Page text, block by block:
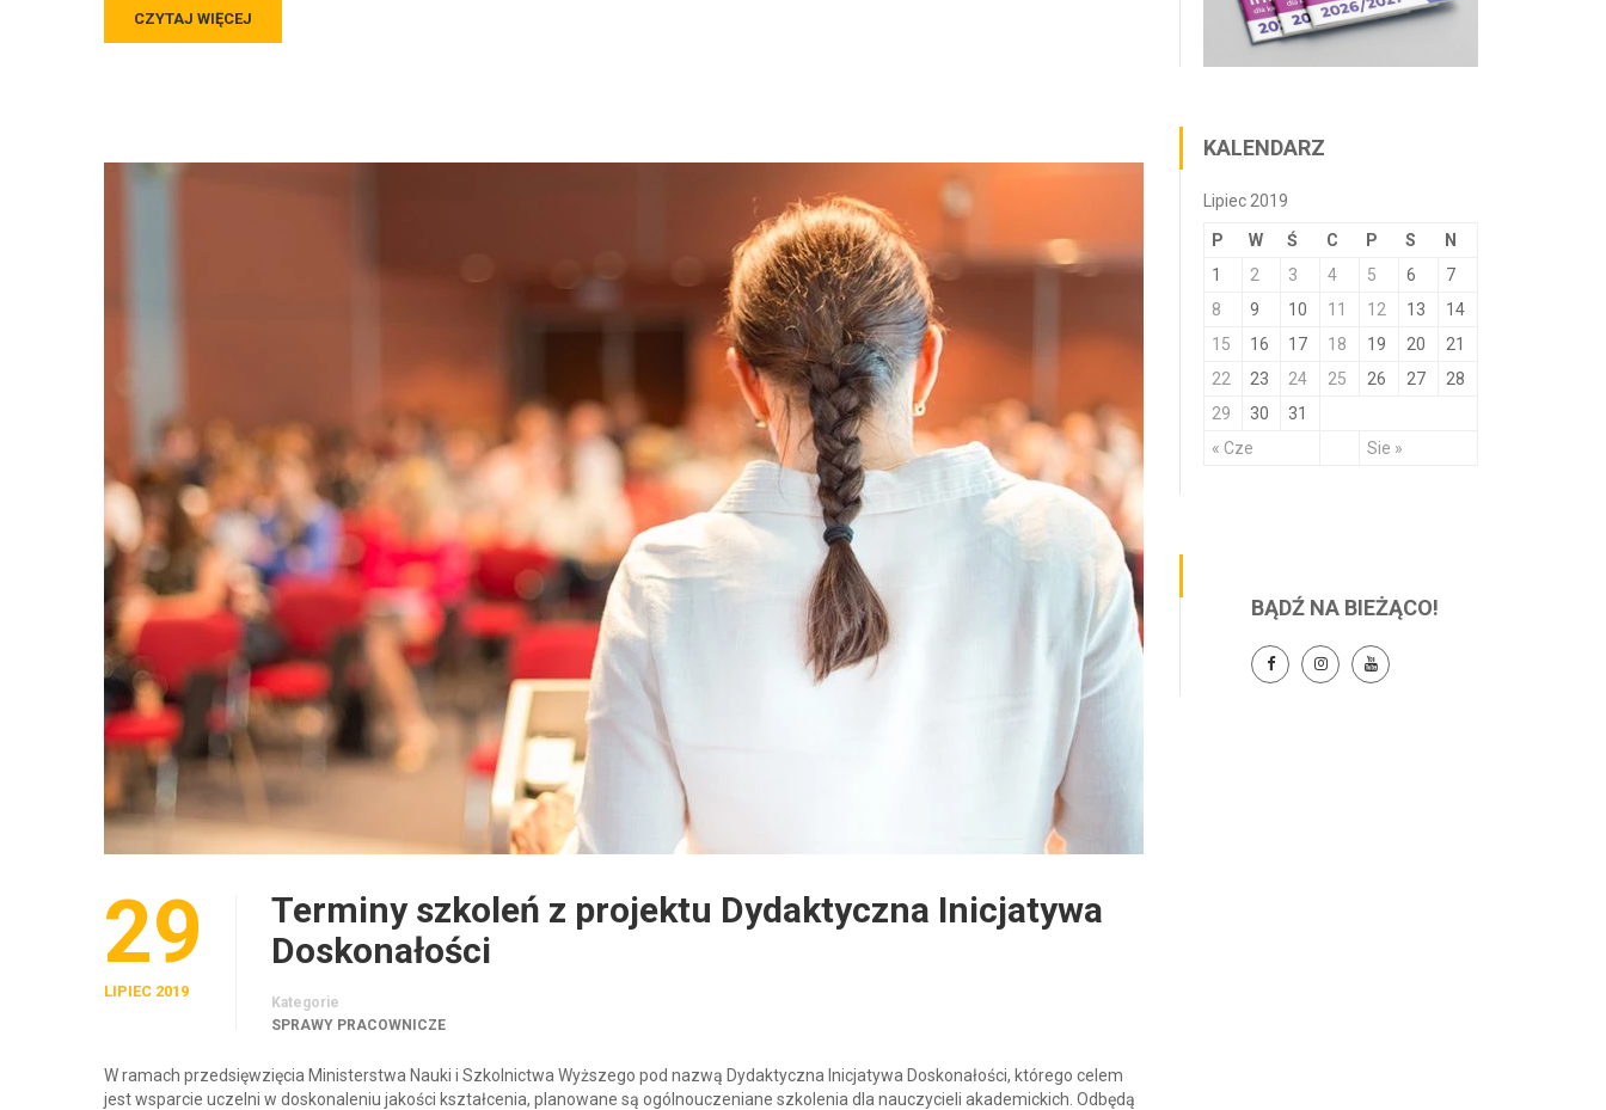
CZYTAJ WIĘCEJ
29
LIPIEC 2019
Terminy szkoleń z projektu Dydaktyczna Inicjatywa
Doskonałości
Kategorie
SPRAWY PRACOWNICZE
W ramach przedsięwzięcia Ministerstwa Nauki i Szkolnictwa Wyższego pod nazwą Dydaktyczna Inicjatywa Doskonałości, którego celem
jest wsparcie uczelni w doskonaleniu jakości kształcenia, planowane są ogólnouczeniane szkolenia dla nauczycieli akademickich. Odbędą
KALENDARZ
Lipiec 2019
P W Ś C P S N
« Cze Sie »
1 2 3 4 5 6
7
8
9 10 11 12 13
14
15
16 17 18 19 20
21
22
23 24 25 26 27
28
29
30 31
BĄDŹ NA BIEŻĄCO!